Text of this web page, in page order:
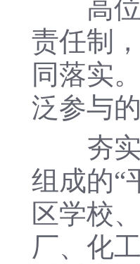
高位
责任制
同落实
泛参与
夯实
组成的“
区学校
厂、化